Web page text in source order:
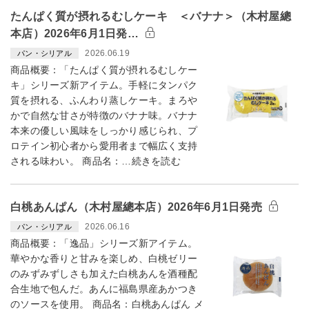
たんぱく質が摂れるむしケーキ ＜バナナ＞（木村屋總
本店）2026年6月1日発…
パン・シリアル 2026.06.19
商品概要：「たんぱく質が摂れるむしケー
キ」シリーズ新アイテム。手軽にタンパク
質を摂れる、ふんわり蒸しケーキ。まろや
かで自然な甘さが特徴のバナナ味。バナナ
本来の優しい風味をしっかり感じられ、プ
ロテイン初心者から愛用者まで幅広く支持
される味わい。 商品名：…続きを読む
白桃あんぱん（木村屋總本店）2026年6月1日発売
パン・シリアル 2026.06.16
商品概要：「逸品」シリーズ新アイテム。
華やかな香りと甘みを楽しめ、白桃ゼリー
のみずみずしさも加えた白桃あんを酒種配
合生地で包んだ。あんに福島県産あかつき
のソースを使用。 商品名：白桃あんぱん メ